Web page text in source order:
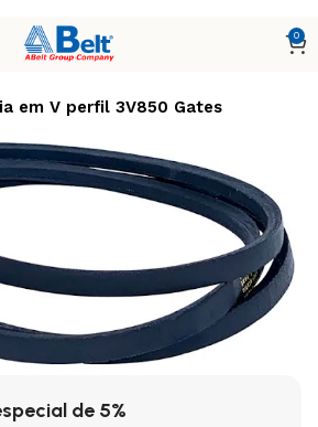
0
em V perfil 3V850 Gates
de 5%